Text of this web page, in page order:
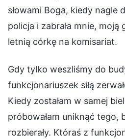
słowami Boga, kiedy nagle
policja i zabrała mnie, moją
letnią córkę na komisariat.
Gdy tylko weszliśmy do
funkcjonariuszek siłą
Kiedy zostałam w samej
próbowałam uniknąć tego,
rozbierały. Któraś z